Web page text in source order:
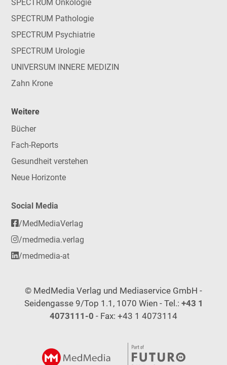
SPECTRUM Onkologie
SPECTRUM Pathologie
SPECTRUM Psychiatrie
SPECTRUM Urologie
UNIVERSUM INNERE MEDIZIN
Zahn Krone
Weitere
Bücher
Fach-Reports
Gesundheit verstehen
Neue Horizonte
Social Media
/MedMediaVerlag
/medmedia.verlag
/medmedia-at
© MedMedia Verlag und Mediaservice GmbH -
Seidengasse 9/Top 1.1, 1070 Wien - Tel.: +43 1
4073111-0 - Fax: +43 1 4073114